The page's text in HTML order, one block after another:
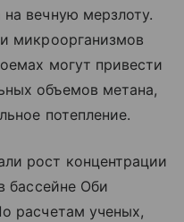
вечную мерзлоту.
микроорганизмов
могут привести
объемов метана,
потепление.
рост концентрации
бассейне Оби
расчетам ученых,